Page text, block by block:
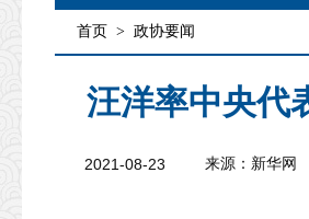
首页 > 政协要闻
汪洋率中央代
2021-08-23 来源：新华网